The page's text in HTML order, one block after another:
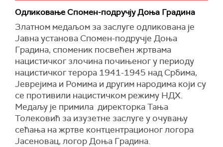
Одликовање Спомен-подручју Доња Градина
Златном медаљом за заслуге одликована је
Јавна установа Спомен-подручје Доња
Градина, споменик посвећен жртвама
нацистичког злочина почињеног у периоду
нацистичког терора 1941-1945 над Србима,
Јеврејима и Ромима и другим народима који су
се противили нацистичком режиму НДХ.
Медаљу је примила директорка Тања
Толековић за изузетне заслуге у очувању
сећања на жртве контцентрационог логора
Јасеновац, логор Доња Градина.